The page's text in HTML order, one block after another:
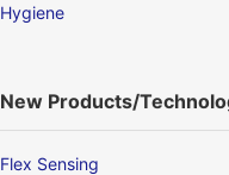
Hygiene
New Products/
Flex Sensing